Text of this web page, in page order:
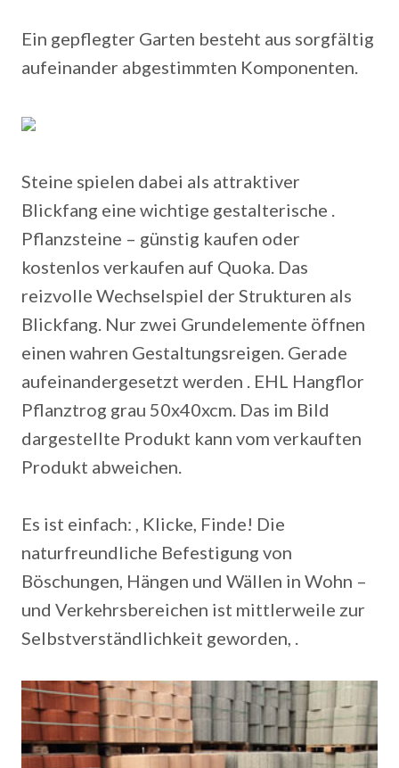
Ein gepflegter Garten besteht aus sorgfältig
aufeinander abgestimmten Komponenten.
Steine spielen dabei als attraktiver
Blickfang eine wichtige gestalterische .
Pflanzsteine – günstig kaufen oder
kostenlos verkaufen auf Quoka. Das
reizvolle Wechselspiel der Strukturen als
Blickfang. Nur zwei Grundelemente öffnen
einen wahren Gestaltungsreigen. Gerade
aufeinandergesetzt werden . EHL Hangflor
Pflanztrog grau 50x40xcm. Das im Bild
dargestellte Produkt kann vom verkauften
Produkt abweichen.
Es ist einfach: , Klicke, Finde! Die
naturfreundliche Befestigung von
Böschungen, Hängen und Wällen in Wohn –
und Verkehrsbereichen ist mittlerweile zur
Selbstverständlichkeit geworden, .